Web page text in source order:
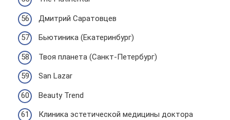
Дмитрий Саратовцев
Бьютиника (Екатеринбург)
Твоя планета (Санкт-Петербург)
San Lazar
Beauty Trend
Клиника эстетической медицины доктора